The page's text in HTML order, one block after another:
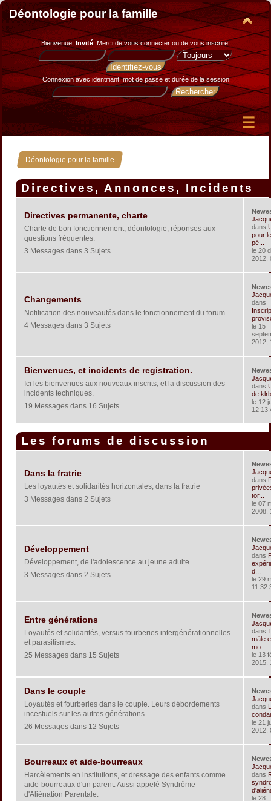
Déontologie pour la famille
Bienvenue, Invité. Merci devous connecter ou de vous inscrire.
Connexion avec identifiant, mot de passe et durée de la session
Déontologie pour la famille
Directives, Annonces, Incidents
Directives permanente, charte
Charte de bon fonctionnement, déontologie, réponses aux
questions fréquentes.
3 Messages dans 3 Sujets
dans
pour
pé...
le 20
2012,
Changements
Notification des nouveautés dans le fonctionnement du forum.
4 Messages dans 3 Sujets
dans
le 15
2012,
Bienvenues, et incidents de registration.
Ici les bienvenues aux nouveaux inscrits, et la discussion des
incidents techniques.
19 Messages dans 16 Sujets
dans
de
le 12
Les forums de discussion
Dans la fratrie
Les loyautés et solidarités horizontales, dans la fratrie
3 Messages dans 2 Sujets
dans
tor...
le 07
2008,
Développement
Développement, de l'adolescence au jeune adulte.
3 Messages dans 2 Sujets
dans
d...
le 29
Entre générations
Loyautés et solidarités, versus fourberies intergénérationnelles
et parasitismes.
25 Messages dans 15 Sujets
dans
mâle
mo...
le 13
2015,
Dans le couple
Loyautés et fourberies dans le couple. Leurs débordements
incestuels sur les autres générations.
26 Messages dans 12 Sujets
dans
le 21
2012,
Bourreaux et aide-bourreaux
Harcèlements en institutions, et dressage des enfants comme
aide-bourreaux d'un parent. Aussi appelé Syndrôme
d'Aliénation Parentale.
dans
le 28